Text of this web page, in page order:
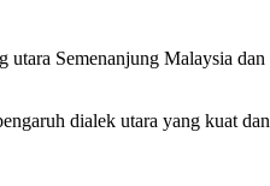
Semenanjung Malaysia
dialek utara yang kuat